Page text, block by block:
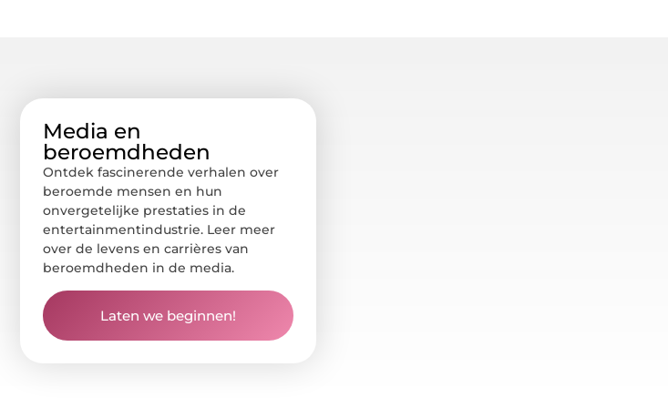
Media en
beroemdheden
Ontdek fascinerende verhalen over
beroemde mensen en hun
onvergetelijke prestaties in de
entertainmentindustrie. Leer meer
over de levens en carrières van
beroemdheden in de media.
Laten we beginnen!